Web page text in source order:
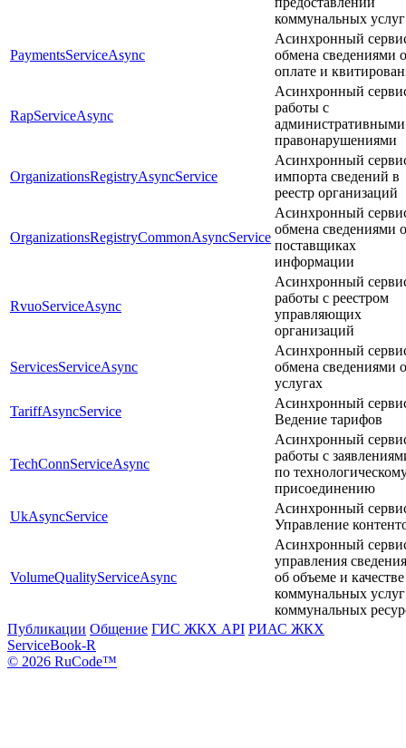
коммунальных услуг
PaymentsServiceAsync
Асинхронный
обмена сведениями
оплате и
RapServiceAsync
Асинхронный
работы с
административными
правонарушениями
OrganizationsRegistryAsyncService
Асинхронный
импорта сведений в
реестр организаций
OrganizationsRegistryCommonAsyncService
Асинхронный
обмена сведениями о
поставщиках
информации
RvuoServiceAsync
Асинхронный
работы c реестром
управляющих
организаций
ServicesServiceAsync
Асинхронный
обмена сведениями
услугах
TariffAsyncService
Асинхронный
Ведение тарифов
TechConnServiceAsync
Асинхронный
работы с
по
присоединению
UkAsyncService
Асинхронный
Управление
VolumeQualityServiceAsync
Асинхронный
управления
об объеме и качестве
коммунальных
коммунальных
Публикации Общение ГИС ЖКХ API РИАС ЖКХ
ServiceBook-R
© 2026 RuCode™